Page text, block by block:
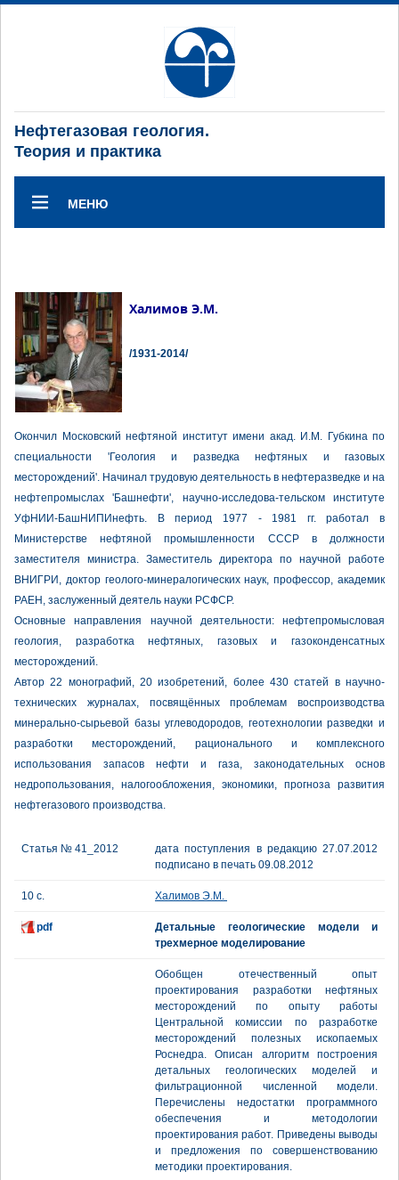
Нефтегазовая геология.
Теория и практика
МЕНЮ
Халимов Э.М.
/1931-2014/
Окончил Московский нефтяной институт имени акад. И.М. Губкина по
специальности 'Геология и разведка нефтяных и газовых
месторождений'. Начинал трудовую деятельность в нефтеразведке и на
нефтепромыслах 'Башнефти', научно-исследова-тельском институте
УфНИИ-БашНИПИнефть. В период 1977 - 1981 гг. работал в
Министерстве нефтяной промышленности СССР в должности
заместителя министра. Заместитель директора по научной работе
ВНИГРИ, доктор геолого-минералогических наук, профессор, академик
РАЕН, заслуженный деятель науки РСФСР.
Основные направления научной деятельности: нефтепромысловая
геология, разработка нефтяных, газовых и газоконденсатных
месторождений.
Автор 22 монографий, 20 изобретений, более 430 статей в научно-
технических журналах, посвящённых проблемам воспроизводства
минерально-сырьевой базы углеводородов, геотехнологии разведки и
разработки месторождений, рационального и комплексного
использования запасов нефти и газа, законодательных основ
недропользования, налогообложения, экономики, прогноза развития
нефтегазового производства.
Статья № 41_2012
дата поступления в редакцию 27.07.2012
подписано в печать 09.08.2012
10 с. Халимов Э.М.
pdf
Детальные геологические модели и
трехмерное моделирование
Обобщен отечественный опыт
проектирования разработки нефтяных
месторождений по опыту работы
Центральной комиссии по разработке
месторождений полезных ископаемых
Роснедра. Описан алгоритм построения
детальных геологических моделей и
фильтрационной численной модели.
Перечислены недостатки программного
обеспечения и методологии
проектирования работ. Приведены выводы
и предложения по совершенствованию
методики проектирования.